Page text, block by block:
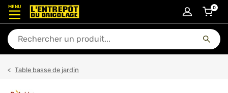
MENU
En quoi puis-je vous aider ?
0article
Table basse de jardin